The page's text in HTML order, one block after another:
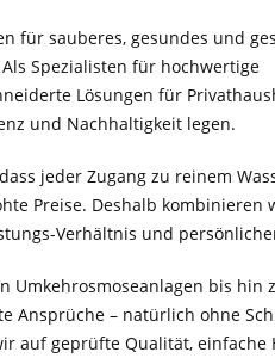
für sauberes, gesundes und
Spezialisten für hochwertige
Lösungen für
und Nachhaltigkeit legen.
jeder Zugang zu reinem
Preise. Deshalb kombinieren
Verhältnis und
Umkehrosmoseanlagen bis hin
Ansprüche – natürlich ohne
auf geprüfte Qualität, einfache